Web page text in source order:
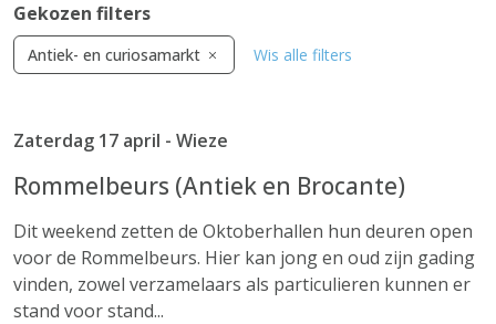
Gekozen filters
Antiek- en curiosamarkt Wis alle filters
Zaterdag 17 april - Wieze
Rommelbeurs (Antiek en Brocante)
Dit weekend zetten de Oktoberhallen hun deuren open
voor de Rommelbeurs. Hier kan jong en oud zijn gading
vinden, zowel verzamelaars als particulieren kunnen er
stand voor stand...